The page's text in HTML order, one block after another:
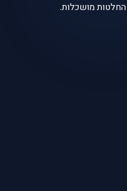
מושכלות.